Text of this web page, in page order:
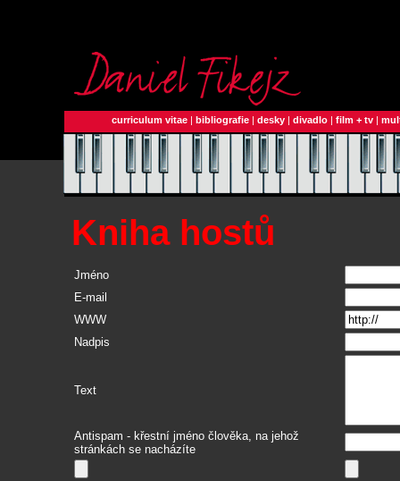
curriculum vitae | bibliografie | desky | divadlo | film + tv |
Kniha hostů
Jméno
E-mail
WWW
Nadpis
Text
Antispam - křestní jméno člověka, na jehož
stránkách se nacházíte